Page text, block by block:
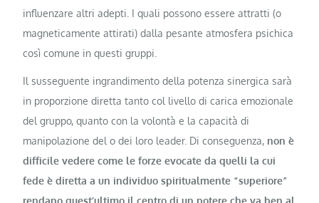
influenzare altri adepti. I quali possono essere attratti (o
magneticamente attirati) dalla pesante atmosfera psichica
così comune in questi gruppi.
Il susseguente ingrandimento della potenza sinergica sarà
in proporzione diretta tanto col livello di carica emozionale
del gruppo, quanto con la volontà e la capacità di
manipolazione del o dei loro leader. Di conseguenza, non è
difficile vedere come le forze evocate da quelli la cui
fede è diretta a un individuo spiritualmente “superiore”
rendano quest’ultimo il centro di un potere che va ben al